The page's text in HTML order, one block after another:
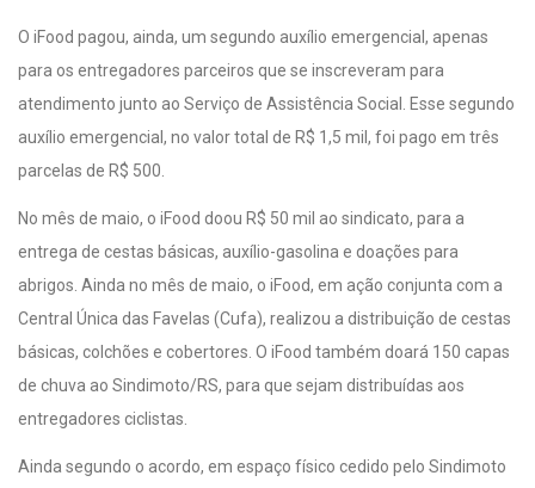
O iFood pagou, ainda, um segundo auxílio emergencial, apenas
para os entregadores parceiros que se inscreveram para
atendimento junto ao Serviço de Assistência Social. Esse segundo
auxílio emergencial, no valor total de R$ 1,5 mil, foi pago em três
parcelas de R$ 500.
No mês de maio, o iFood doou R$ 50 mil ao sindicato, para a
entrega de cestas básicas, auxílio-gasolina e doações para
abrigos. Ainda no mês de maio, o iFood, em ação conjunta com a
Central Única das Favelas (Cufa), realizou a distribuição de cestas
básicas, colchões e cobertores. O iFood também doará 150 capas
de chuva ao Sindimoto/RS, para que sejam distribuídas aos
entregadores ciclistas.
Ainda segundo o acordo, em espaço físico cedido pelo Sindimoto